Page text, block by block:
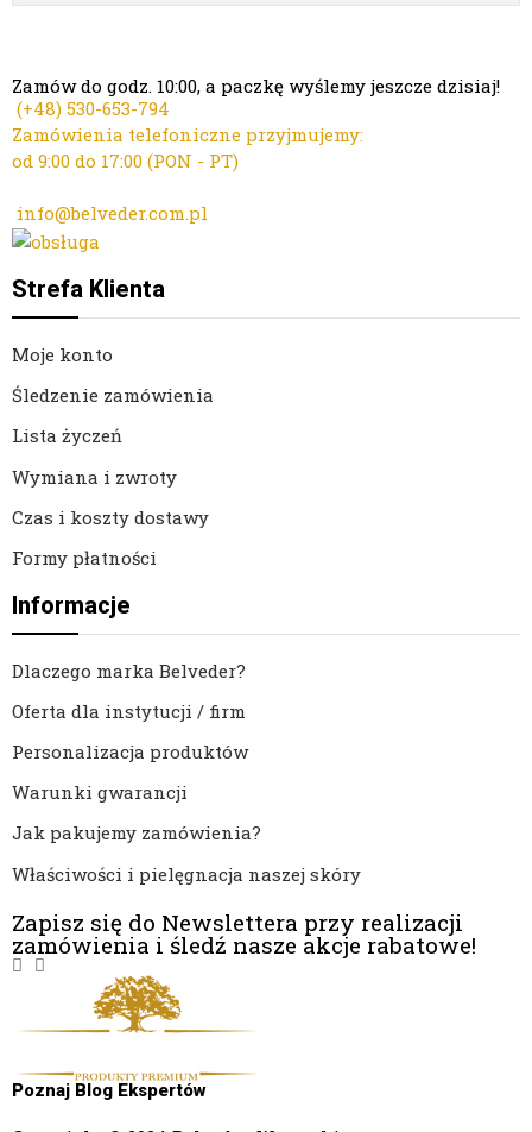
Zamów do godz. 10:00, a paczkę wyślemy jeszcze dzisiaj!
(+48) 530-653-794
Zamówienia telefoniczne przyjmujemy:
od 9:00 do 17:00 (PON - PT)
info@belveder.com.pl
Strefa Klienta
Moje konto
Śledzenie zamówienia
Lista życzeń
Wymiana i zwroty
Czas i koszty dostawy
Formy płatności
Informacje
Dlaczego marka Belveder?
Oferta dla instytucji / firm
Personalizacja produktów
Warunki gwarancji
Jak pakujemy zamówienia?
Właściwości i pielęgnacja naszej skóry
Zapisz się do Newslettera przy realizacji
zamówienia i śledź nasze akcje rabatowe!
Poznaj Blog Ekspertów